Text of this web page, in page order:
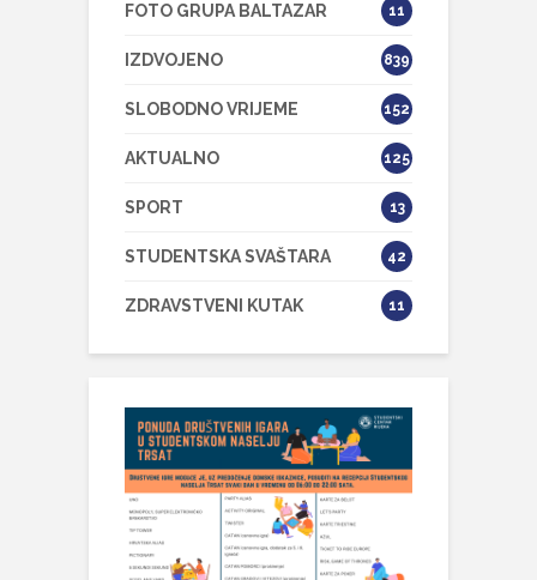
FOTO GRUPA BALTAZAR 11
IZDVOJENO 839
SLOBODNO VRIJEME 152
AKTUALNO 125
SPORT 13
STUDENTSKA SVAŠTARA 42
ZDRAVSTVENI KUTAK 11